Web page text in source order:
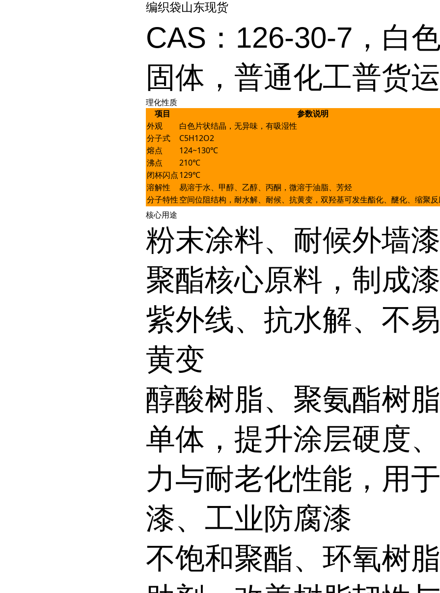
编织袋山东现货
CAS：126-30-7，白
固体，普通化工普货
理化性质
项目
参数说明
外观
白色片状结晶，无异味，有吸湿性
分子式
C5H12O2
熔点
124~130℃
沸点
210℃
闭杯闪点129℃
溶解性
易溶于水、甲醇、乙醇、丙酮，微溶于油脂、芳烃
分子特性空间位阻结构，耐水解、耐候、抗黄变，双羟基可发生酯化、醚化、缩聚
核心用途
粉末涂料、耐候外墙
聚酯核心原料，制成
紫外线、抗水解、不
黄变
醇酸树脂、聚氨酯树
单体，提升涂层硬度
力与耐老化性能，用
漆、工业防腐漆
不饱和聚酯、环氧树